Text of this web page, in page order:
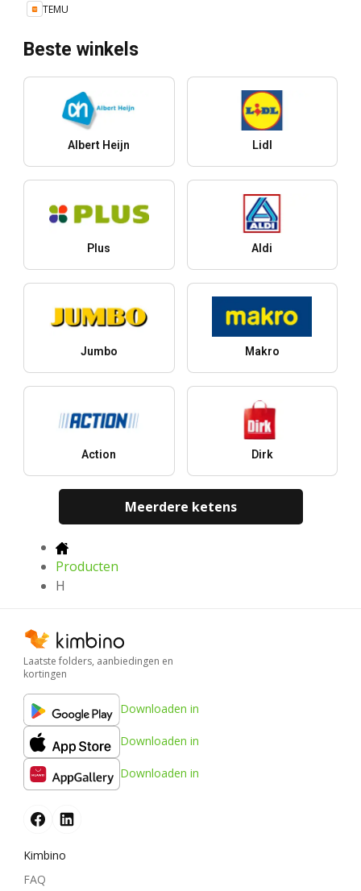
TEMU
Beste winkels
Albert Heijn Lidl
Plus Aldi
Jumbo Makro
Action Dirk
Meerdere ketens
Producten
H
Laatste folders, aanbiedingen en
kortingen
Downloaden in
Downloaden in
Downloaden in
Kimbino
FAQ